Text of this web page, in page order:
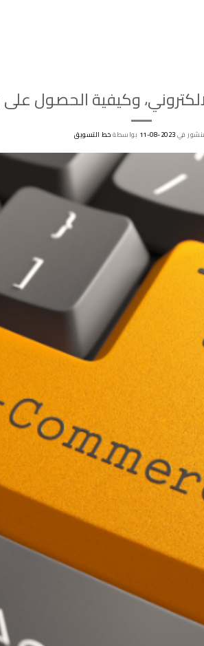
وكيفية الحصول
في2023-08-11 بواسطةخط التسويق